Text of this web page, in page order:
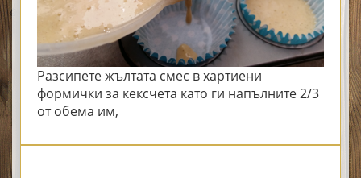
Разсипете жълтата смес в хартиени
формички за кексчета като ги напълните 2/3
от обема им,